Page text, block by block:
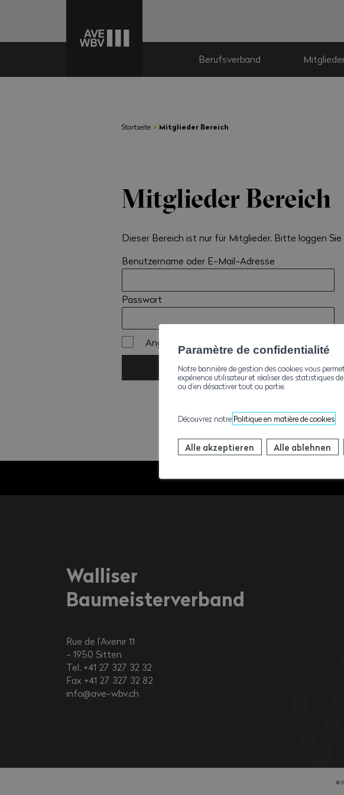
Berufsverband
Startseite › Mitglieder Bereich
Mitglieder Bereich
Dieser Bereich ist nur für Mitglieder. Bitte loggen Sie
Benutzername oder E-Mail-Adresse
Passwort
Angemeldet bleiben
ANMELDEN
Walliser
Baumeisterverband
Rue de l’Avenir 11
1950 Sitten
Tel. +41 27 327 32 32
Fax +41 27 327 32 82
info@ave-wbv.ch
©
Paramètre de confidentialité
Notre bannière de gestion des cookies vous
expérience utilisateur et réaliser des statistiques
ou d’en désactiver tout ou partie.
Découvrez notre Politique en matière de cookies
Alle akzeptieren Alle ablehnen